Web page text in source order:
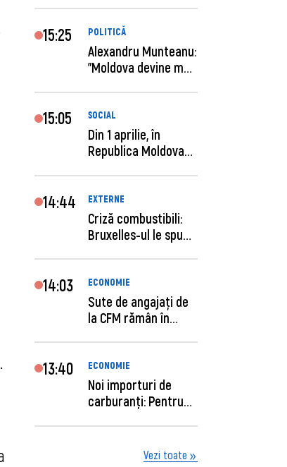
15:25 POLITICĂ
Alexandru Munteanu:
"Moldova devine mai
15:05 SOCIAL
Din 1 aprilie, în
Republica Moldova
14:44 EXTERNE
Criză combustibili:
Bruxelles-ul le spune
14:03 ECONOMIE
Sute de angajaţi de
la CFM rămân în
13:40 ECONOMIE
Noi importuri de
carburanți: Pentru
Vezi toate